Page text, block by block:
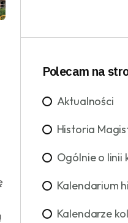
Polecam na
Aktualności
Historia
Ogólnie o linii
Kalendarium
Kalendarze